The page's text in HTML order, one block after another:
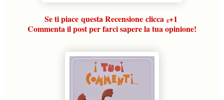
Se ti piace questa Recensioneclicca g+1
Commenta il post per farci sapere la tua opinione!